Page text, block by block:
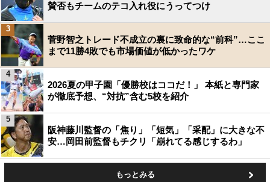
賛否もチームのテコ入れ役にうってつけ
菅野智之トレード不成立の裏に致命的な“前科”…ここ
まで11勝4敗でも市場価値が低かったワケ
3
2026夏の甲子園「優勝校はココだ！」 本紙と専門家
が徹底予想、“対抗”含む5校を紹介
4
阪神藤川監督の「焦り」「短気」「采配」に大きな不
安…岡田前監督もチクリ「崩れてる感じするわ」
5
もっとみる